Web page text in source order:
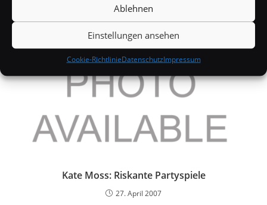
Ablehnen
Einstellungen ansehen
Cookie-RichtlinieDatenschutzImpressum
Kate Moss: Riskante Partyspiele
27. April 2007